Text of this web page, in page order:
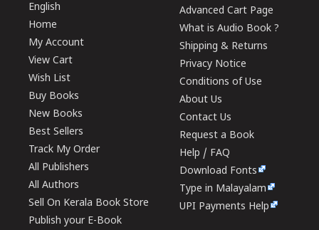
English
Home
My Account
View Cart
Wish List
Buy Books
New Books
Best Sellers
Track My Order
All Publishers
All Authors
Sell On Kerala Book Store
Publish your E-Book
Advanced Cart Page
What is Audio Book ?
Shipping & Returns
Privacy Notice
Conditions of Use
About Us
Contact Us
Request a Book
Help / FAQ
Download Fonts
Type in Malayalam
UPI Payments Help